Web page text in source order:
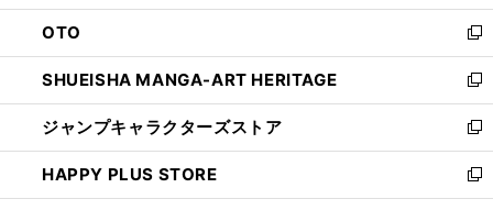
ウ
で
開
く
ン
ド
ウ
で
開
く
OTO
新
し
い
ウ
ィ
ン
ド
ウ
SHUEISHA MANGA-ART HERITAGE
新
し
い
ウ
ィ
ン
ジャンプキャラクターズストア
新
し
い
ウ
HAPPY PLUS STORE
新
し